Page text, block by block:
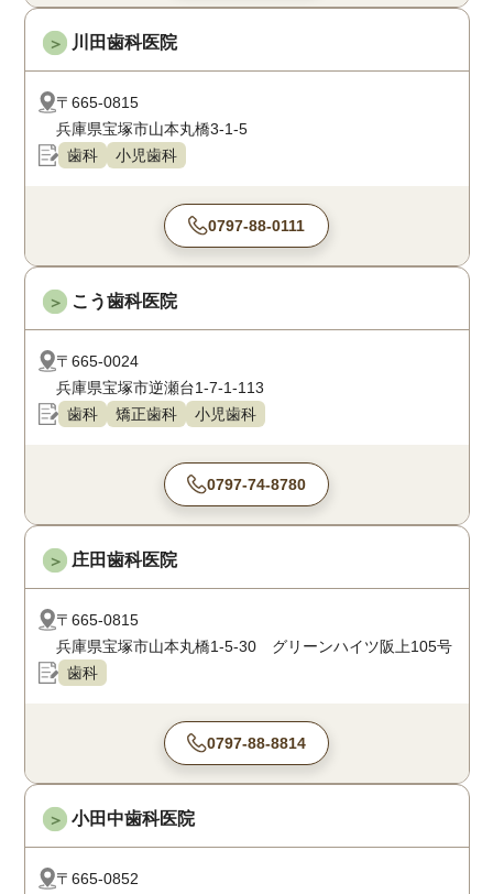
＞ 川田歯科医院
〒665-0815
兵庫県宝塚市山本丸橋3-1-5
歯科
小児歯科
0797-88-0111
＞ こう歯科医院
〒665-0024
兵庫県宝塚市逆瀬台1-7-1-113
歯科
矯正歯科 小児歯科
0797-74-8780
＞ 庄田歯科医院
〒665-0815
兵庫県宝塚市山本丸橋1-5-30 グリーンハイツ阪上105号
歯科
0797-88-8814
＞ 小田中歯科医院
〒665-0852